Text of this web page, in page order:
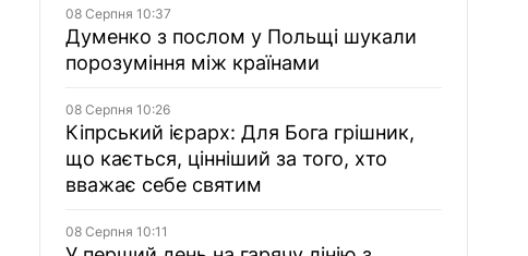
08 Серпня 10:37
Думенко з послом у Польщі шукали
порозуміння між країнами
08 Серпня 10:26
Кіпрський ієрарх: Для Бога грішник,
що кається, цінніший за того, хто
вважає себе святим
08 Серпня 10:11